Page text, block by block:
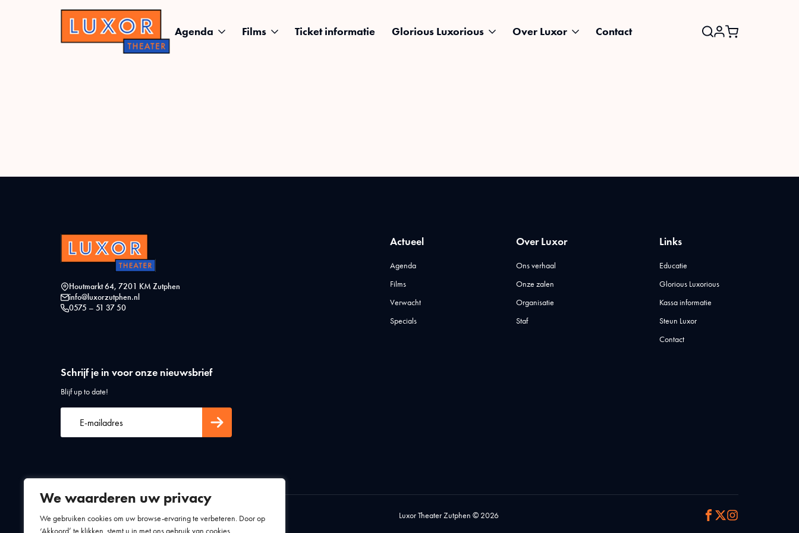
We waarderen uw privacy
We gebruiken cookies om uw browse-ervaring te verbeteren. Door op
‘Akkoord’ te klikken, stemt u in met ons gebruik van cookies.
Agenda Films Ticket informatie Glorious Luxorious Over Luxor
Contact
Houtmarkt 64, 7201 KM Zutphen
info@luxorzutphen.nl
0575 – 51 37 50
Actueel
Agenda
Films
Verwacht
Specials
Over Luxor
Ons verhaal
Onze zalen
Organisatie
Staf
Links
Educatie
Glorious Luxorious
Kassa informatie
Steun Luxor
Contact
Schrijf je in voor onze nieuwsbrief
Blijf up to date!
Algemene voorwaardenPrivacy statement Luxor Theater Zutphen © 2026